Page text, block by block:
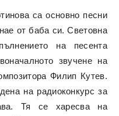
са основно песни
от баба си. Световна
на песента
звучене на
Филип Кутев.
на радиоконкурс за
Тя се харесва на